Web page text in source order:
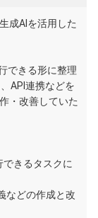
成AIを活用した
できる形に整理
API連携などを
・改善していた
きるタスクに
などの作成と改